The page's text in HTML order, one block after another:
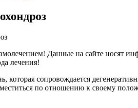
Данные на сайте носят
лечения!
которая сопровождается
по отношению к своему